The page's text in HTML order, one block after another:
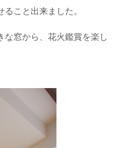
こと出来ました。
な窓から、花火鑑賞を楽し